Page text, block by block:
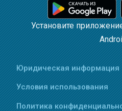
Установите
Юридическая информация
Условия использования
Политика